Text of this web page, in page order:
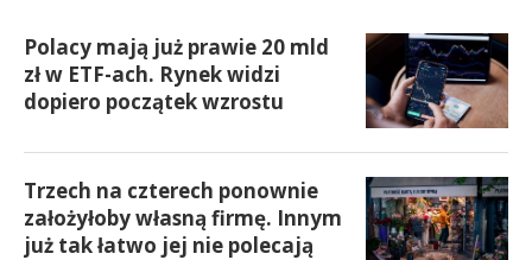
Polacy mają już prawie 20 mld
zł w ETF-ach. Rynek widzi
dopiero początek wzrostu
Trzech na czterech ponownie
założyłoby własną firmę. Innym
już tak łatwo jej nie polecają